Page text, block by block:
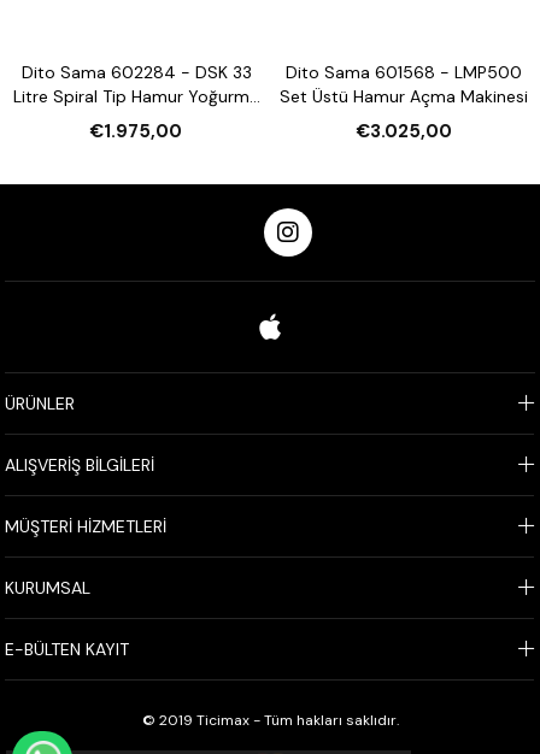
Dito Sama 602284 - DSK 33
Litre Spiral Tip Hamur Yoğurma
Makinesi
€1.975,00
Dito Sama 601568 - LMP500
Set Üstü Hamur Açma Makinesi
€3.025,00
ÜRÜNLER
ALIŞVERİŞ BİLGİLERİ
MÜŞTERİ HİZMETLERİ
KURUMSAL
E-BÜLTEN KAYIT
© 2019 Ticimax - Tüm hakları saklıdır.